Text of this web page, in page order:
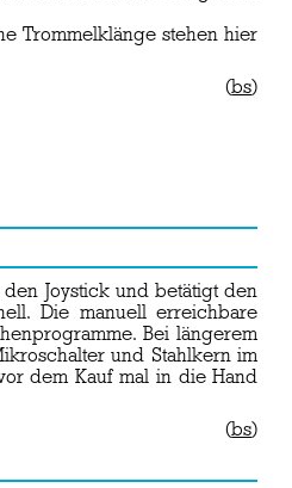
Trommelklänge stehen hier
(bs)
Joystick und betätigt den
Die manuell erreichbare
Bei längerem
und Stahlkern im
dem Kauf mal in die Hand
(bs)